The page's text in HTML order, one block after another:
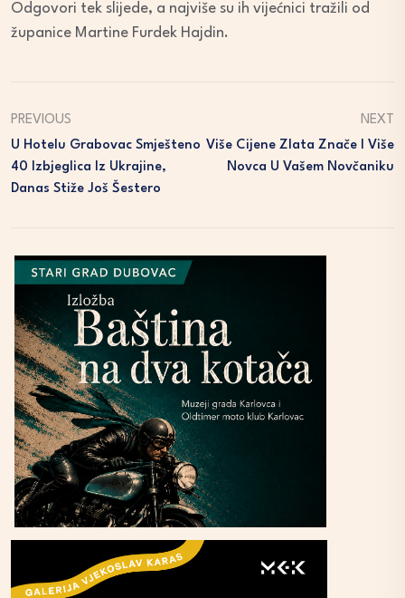
Odgovori tek slijede, a najviše su ih vijećnici tražili od
županice Martine Furdek Hajdin.
PREVIOUS
U Hotelu Grabovac Smješteno
40 Izbjeglica Iz Ukrajine,
Danas Stiže Još Šestero
NEXT
Više Cijene Zlata Znače I Više
Novca U Vašem Novčaniku